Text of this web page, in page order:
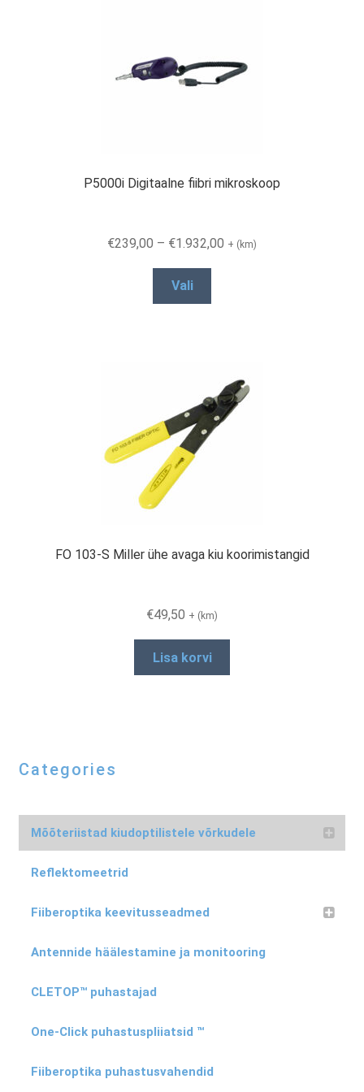
P5000i Digitaalne fiibri mikroskoop
€239,00 – €1.932,00 Price
+ (km)
Vali
The
options
may
FO 103-S Miller ühe avaga kiu koorimistangid
€49,50 + (km)
Lisa korvi
Categories
Mõõteriistad kiudoptilistele võrkudele
Reflektomeetrid
Fiiberoptika keevitusseadmed
Antennide häälestamine ja monitooring
CLETOP™ puhastajad
One-Click puhastuspliiatsid ™
Fiiberoptika puhastusvahendid